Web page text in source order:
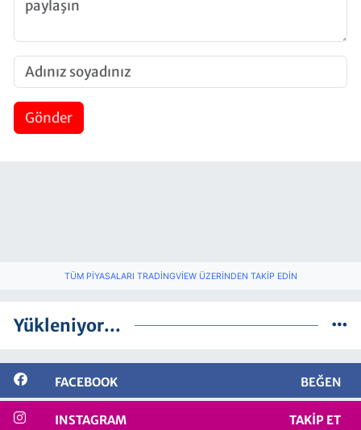
Gönder
TÜM PIYASALARI TRADINGVIEW ÜZERINDEN TAKIP EDIN
Yükleniyor...
FACEBOOK BEĞEN
INSTAGRAM TAKIP ET